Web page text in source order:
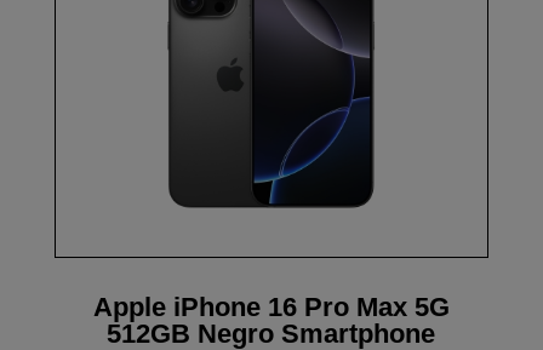
Apple iPhone 16 Pro Max 5G
512GB Negro Smartphone